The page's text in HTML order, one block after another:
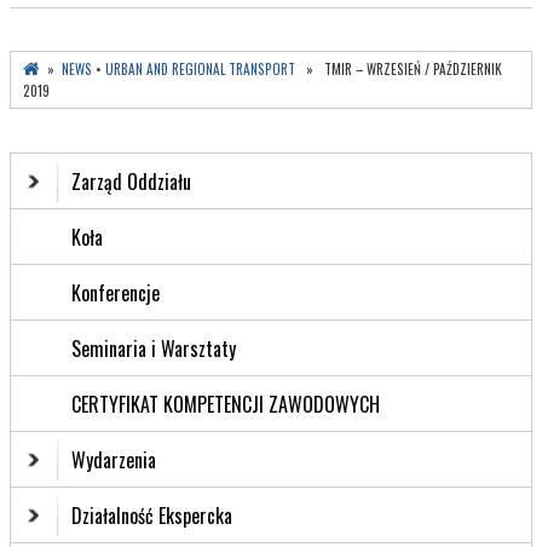
» NEWS • URBAN AND REGIONAL TRANSPORT » TMIR – WRZESIEŃ / PAŹDZIERNIK
2019
Zarząd Oddziału
Koła
Konferencje
Seminaria i Warsztaty
CERTYFIKAT KOMPETENCJI ZAWODOWYCH
Wydarzenia
Działalność Ekspercka